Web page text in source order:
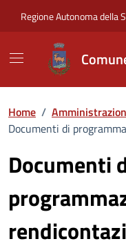
Regione Autonoma della
Home /
Documenti di
Documenti